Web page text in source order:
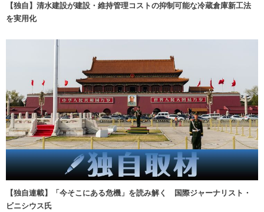
【独自】清水建設が建設・維持管理コストの抑制可能な冷蔵倉庫新工法
を実用化
【独自連載】「今そこにある危機」を読み解く 国際ジャーナリスト・
ビニシウス氏